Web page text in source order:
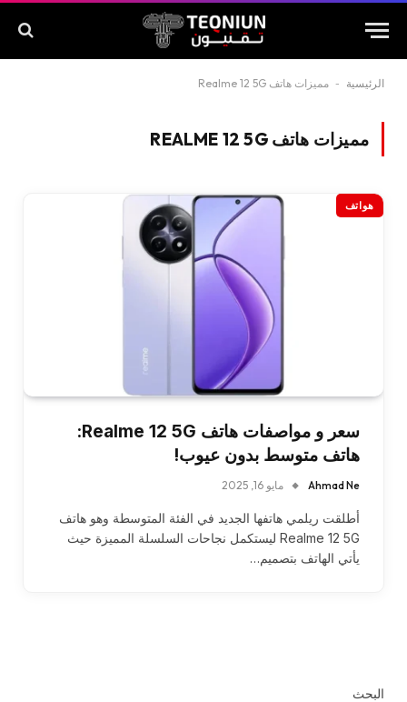
الرئيسية - مميزات هاتف Realme 12 5G
مميزات هاتف REALME 12 5G
هواتف
سعر و مواصفات هاتف Realme 12 5G:
هاتف متوسط بدون عيوب!
Ahmad Ne مايو 16, 2025
أطلقت ريلمي هاتفها الجديد في الفئة المتوسطة وهو هاتف
Realme 12 5G ليستكمل نجاحات السلسلة المميزة حيث
يأتي الهاتف بتصميم…
البحث